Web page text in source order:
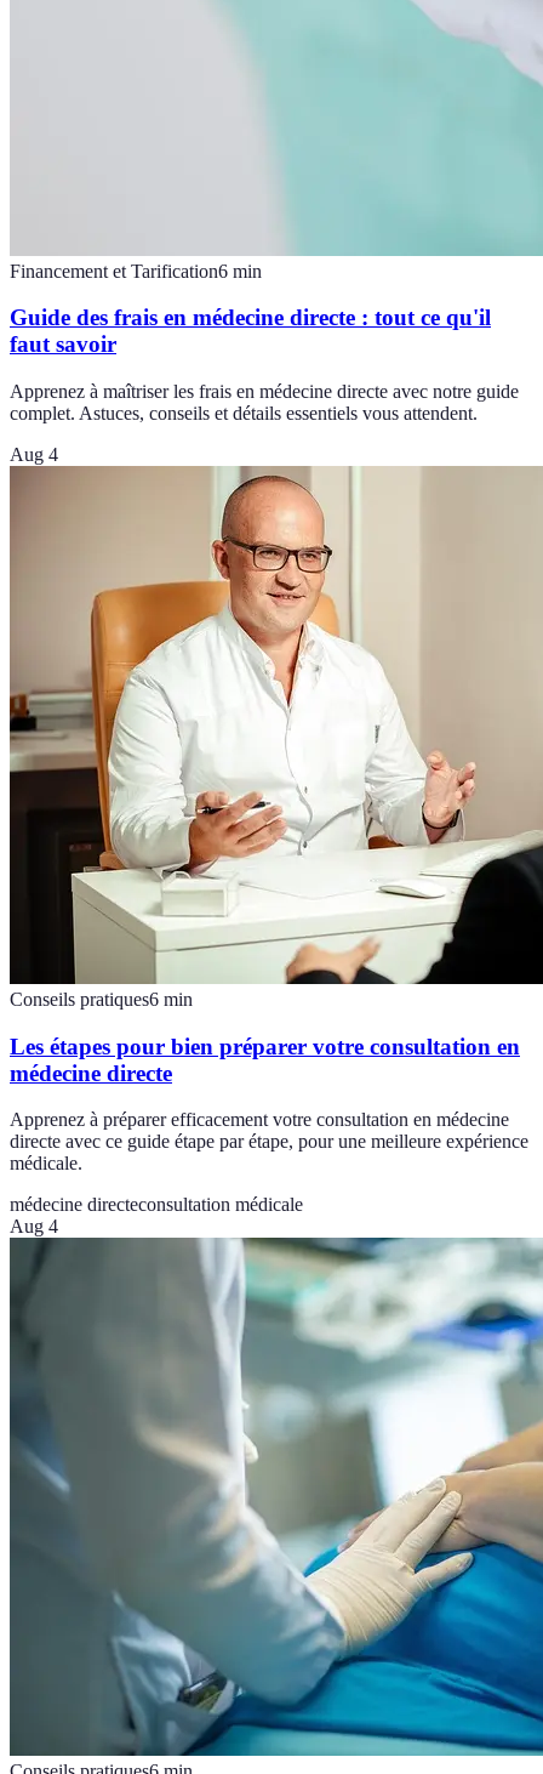
Financement et Tarification6 min
Guide des frais en médecine directe : tout ce qu'il
faut savoir
Apprenez à maîtriser les frais en médecine directe avec notre guide
complet. Astuces, conseils et détails essentiels vous attendent.
Aug 4
Conseils pratiques6 min
Les étapes pour bien préparer votre consultation en
médecine directe
Apprenez à préparer efficacement votre consultation en médecine
directe avec ce guide étape par étape, pour une meilleure expérience
médicale.
médecine directeconsultation médicale
Aug 4